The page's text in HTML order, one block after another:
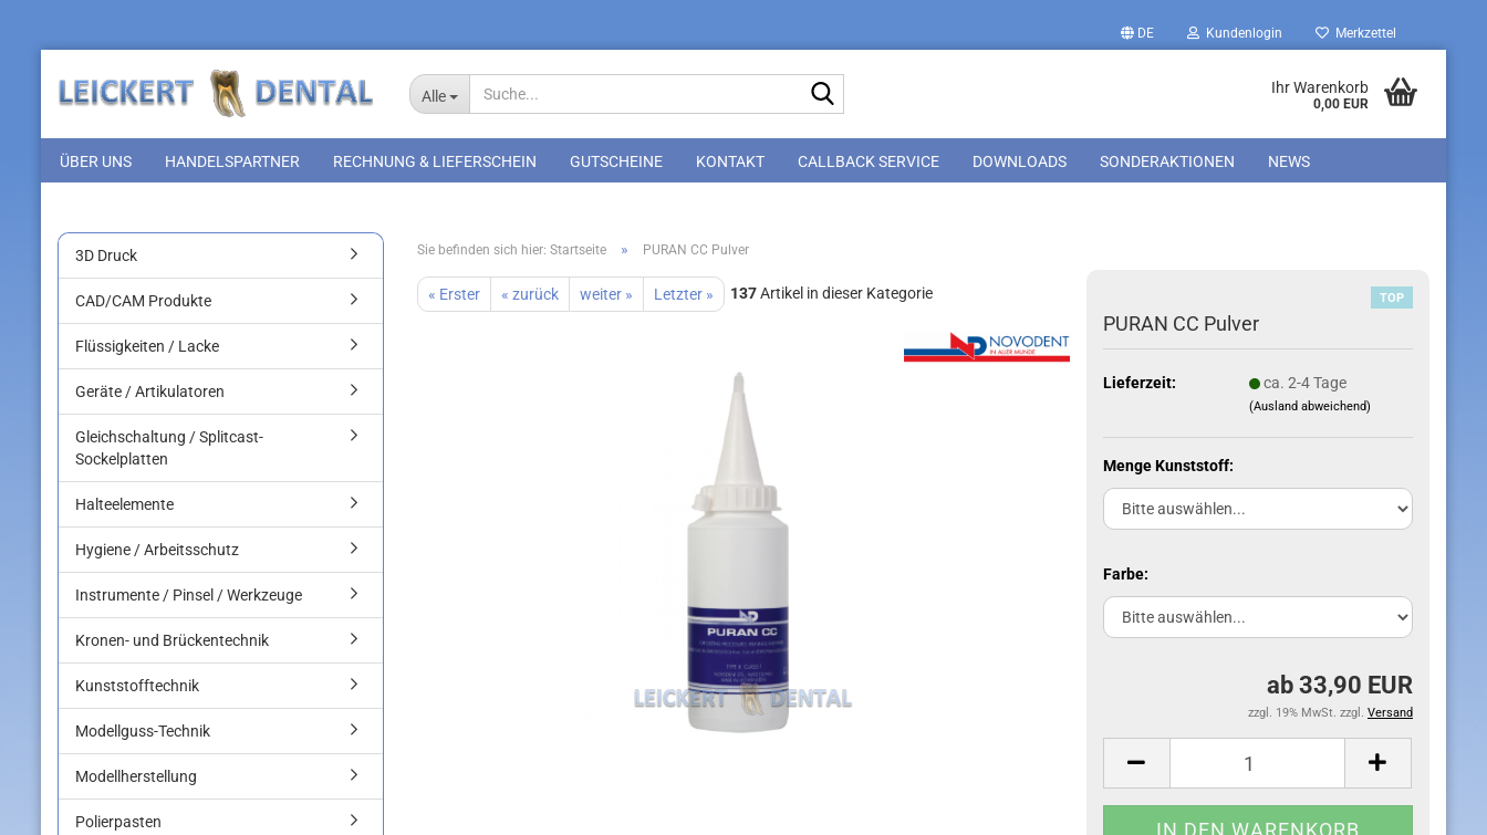
DE Kundenlogin Merkzettel
Alle Ihr Warenkorb
0,00 EUR
ÜBER UNS HANDELSPARTNER RECHNUNG & LIEFERSCHEIN GUTSCHEINE KONTAKT CALLBACK SERVICE DOWNLOADS SONDERAKTIONEN NEWS
Sie befinden sich hier: Startseite » PURAN CC Pulver
« Erster « zurück weiter » Letzter » 137Artikel in dieser Kategorie TOP
PURAN CC Pulver
Lieferzeit: ca. 2-4 Tage
(Ausland abweichend)
Menge Kunststoff:
Farbe:
ab 33,90 EUR
zzgl. 19% MwSt. zzgl. Versand
3D Druck
CAD/CAM Produkte
Flüssigkeiten / Lacke
Geräte / Artikulatoren
Gleichschaltung / Splitcast-
Sockelplatten
Halteelemente
Hygiene / Arbeitsschutz
Instrumente / Pinsel / Werkzeuge
Kronen- und Brückentechnik
Kunststofftechnik
Modellguss-Technik
Modellherstellung
Polierpasten